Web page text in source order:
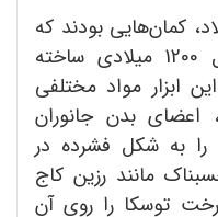
کمان‌هایی بودند که
به عنوان ابزار جنگی در سال 1200 میلادی ساخته
ابزار مواد مختلفی
اعضای بدن جانوران
به شکل فشرده در
مانند رزین کاج
توسکا را روی آن